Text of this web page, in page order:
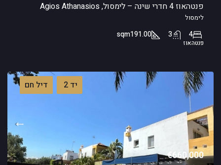
פנטהאוז 4 חדרי שינה – לימסול, Agios Athanasios
לימסול
4
3
191.00
sqm
פנטהאוז
יד 2 דיל חם
€660,000